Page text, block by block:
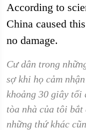
According to
China caused
no damage.
Cư dân trong
sợ khi họ cảm
khoảng 30 giây tối
tòa nhà của tôi bắt
những thứ khác